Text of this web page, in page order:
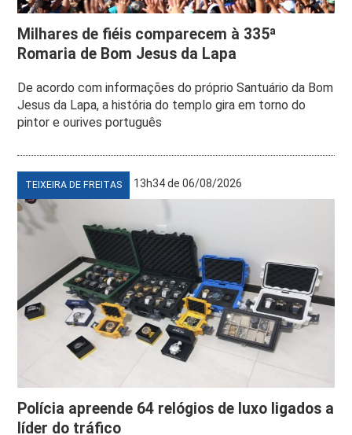
Milhares de fiéis comparecem à 335ª
Romaria de Bom Jesus da Lapa
De acordo com informações do próprio Santuário da Bom
Jesus da Lapa, a história do templo gira em torno do
pintor e ourives português
TEIXEIRA DE FREITAS 13h34 de 06/08/2026
Polícia apreende 64 relógios de luxo ligados a
líder do tráfico